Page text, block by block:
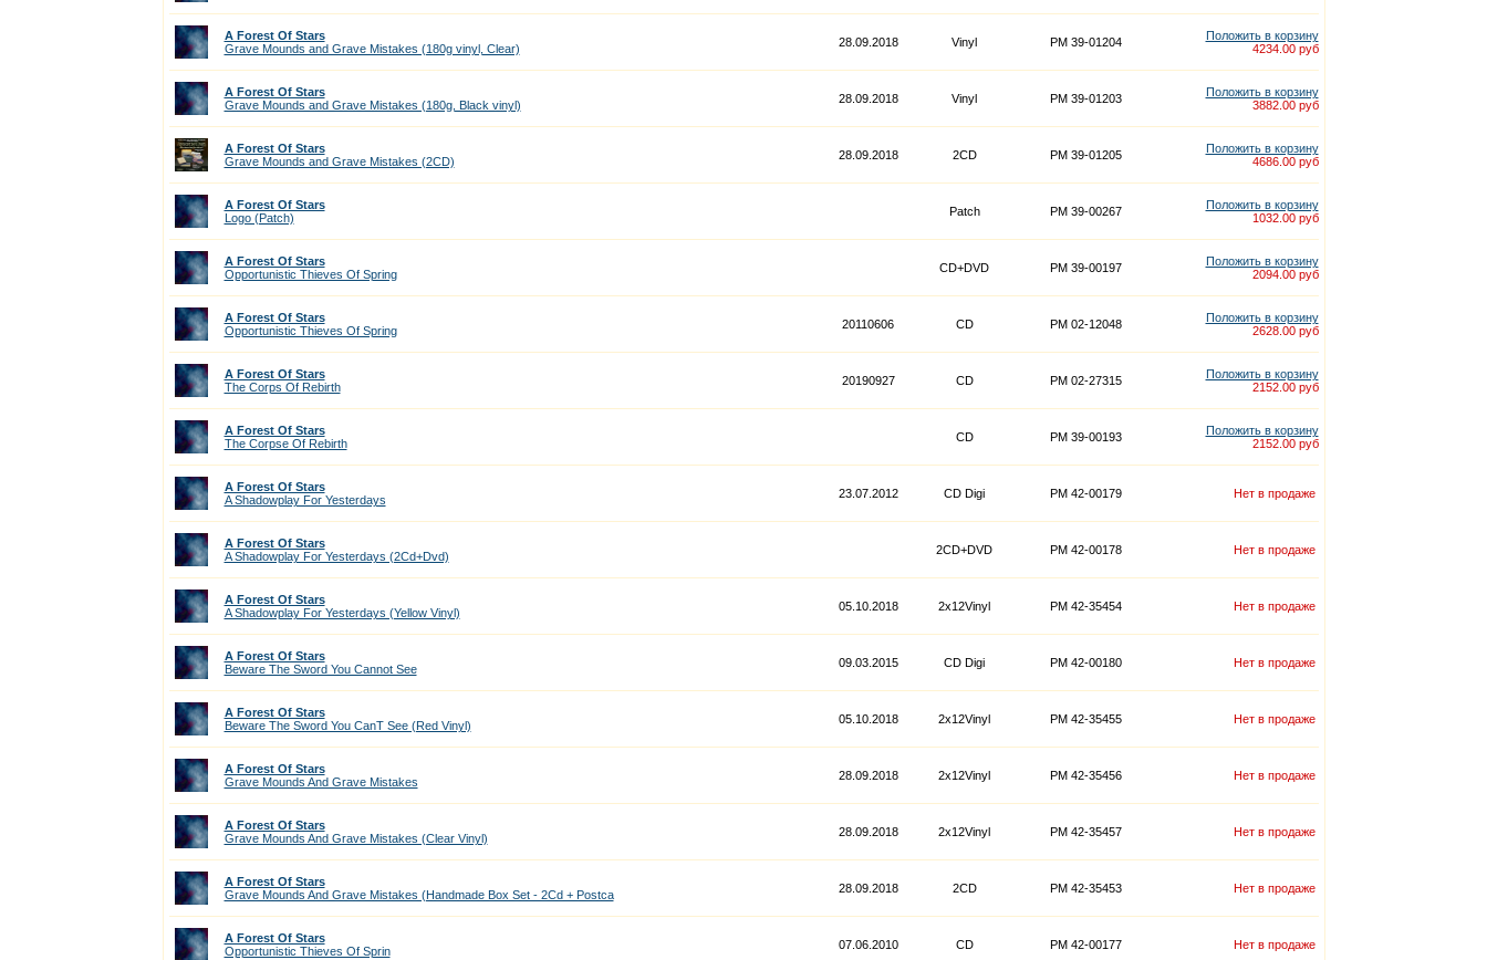
A Forest Of Stars
Grave Mounds and Grave Mistakes (180g vinyl, Clear)
28.09.2018 Vinyl PM 39-01204
Положить в корзину
4234.00 руб
A Forest Of Stars
Grave Mounds and Grave Mistakes (180g, Black vinyl)
28.09.2018 Vinyl PM 39-01203
Положить в корзину
3882.00 руб
A Forest Of Stars
Grave Mounds and Grave Mistakes (2CD)
28.09.2018 2CD PM 39-01205
Положить в корзину
4686.00 руб
A Forest Of Stars
Logo (Patch)
Patch PM 39-00267
Положить в корзину
1032.00 руб
A Forest Of Stars
Opportunistic Thieves Of Spring
CD+DVD PM 39-00197
Положить в корзину
2094.00 руб
A Forest Of Stars
Opportunistic Thieves Of Spring
20110606 CD PM 02-12048
Положить в корзину
2628.00 руб
A Forest Of Stars
The Corps Of Rebirth
20190927 CD PM 02-27315
Положить в корзину
2152.00 руб
A Forest Of Stars
The Corpse Of Rebirth
CD PM 39-00193
Положить в корзину
2152.00 руб
A Forest Of Stars
A Shadowplay For Yesterdays
23.07.2012 CD Digi PM 42-00179 Нет в продаже
A Forest Of Stars
A Shadowplay For Yesterdays (2Cd+Dvd)
2CD+DVD PM 42-00178 Нет в продаже
A Forest Of Stars
A Shadowplay For Yesterdays (Yellow Vinyl)
05.10.2018 2x12Vinyl PM 42-35454 Нет в продаже
A Forest Of Stars
Beware The Sword You Cannot See
09.03.2015 CD Digi PM 42-00180 Нет в продаже
A Forest Of Stars
Beware The Sword You CanT See (Red Vinyl)
05.10.2018 2x12Vinyl PM 42-35455 Нет в продаже
A Forest Of Stars
Grave Mounds And Grave Mistakes
28.09.2018 2x12Vinyl PM 42-35456 Нет в продаже
A Forest Of Stars
Grave Mounds And Grave Mistakes (Clear Vinyl)
28.09.2018 2x12Vinyl PM 42-35457 Нет в продаже
A Forest Of Stars
Grave Mounds And Grave Mistakes (Handmade Box Set - 2Cd + Postca
28.09.2018 2CD PM 42-35453 Нет в продаже
A Forest Of Stars
Opportunistic Thieves Of Sprin
07.06.2010 CD PM 42-00177 Нет в продаже